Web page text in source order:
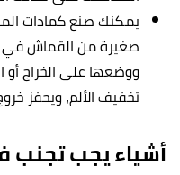
يمكنك صنع كمادات
صغيرة من القماش في
ووضعها على الخراج
تخفيف الألم، ويحفز
أشياء يجب تجنب